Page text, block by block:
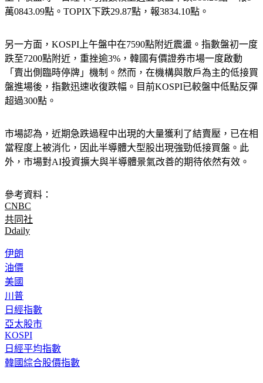
跌至7200點附近，重挫逾3%，韓國有價證券市場一度啟動
「賣出側臨時停牌」機制。然而，在機構與散戶為主的低接買
盤進場後，指數迅速收復跌幅。目前KOSPI已較盤中低點反彈
超過300點。
當程度上被消化，因此半導體大型股出現強勁低接買盤。此
外，市場對AI投資擴大與半導體景氣改善的期待依然有效。
CNBC
共同社
Ddaily
油價
美國
川普
日經指數
亞太股市
KOSPI
日經平均指數
韓國綜合股價指數